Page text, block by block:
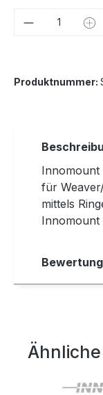
Produkt
Produktnummer:
Innomount
für
mittels
Produktgalerie